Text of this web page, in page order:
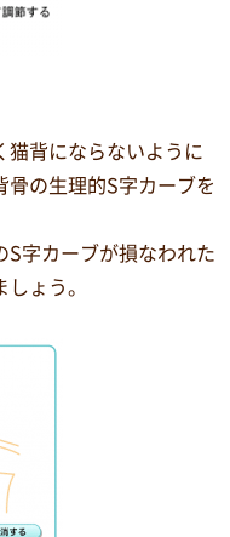
猫背にならないように
骨の生理的S字カーブを
S字カーブが損なわれた
ょう。